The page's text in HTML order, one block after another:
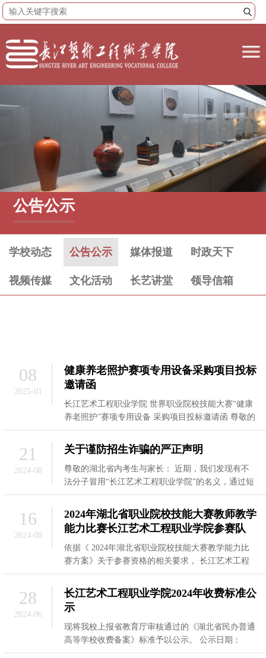
公告公示
学校动态 公告公示 媒体报道 时政天下
视频传媒 文化活动 长艺讲堂 领导信箱
08
2025-01
健康养老照护赛项专用设备采购项目投标
邀请函
长江艺术工程职业学院 世界职业院校技能大赛“健康
养老照护”赛项专用设备 采购项目投标邀请函 尊敬的
供应商： 我校将以询价竞争比价的方式，确
21
2024-08
关于谨防招生诈骗的严正声明
尊敬的湖北省内考生与家长： 近期，我们发现有不
法分子冒用“长江艺术工程职业学院”的名义，通过短
信形式散布虚假招生信息，如声称“我校现有
16
2024-08
2024年湖北省职业院校技能大赛教师教学
能力比赛长江艺术工程职业学院参赛队
依据《 2024年湖北省职业院校技能大赛教学能力比
赛方案》关于参赛资格的相关要求， 长江艺术工程
职业 学院对本校 5 支 参赛队 的参赛资格进行了审
28
2024-06
长江艺术工程职业学院2024年收费标准公
示
现将我校上报省教育厅审核通过的《湖北省民办普通
高等学校收费备案》标准予以公示。 公示日期：
2023年6月28日 收费项目 计费单位 本年度收费标准